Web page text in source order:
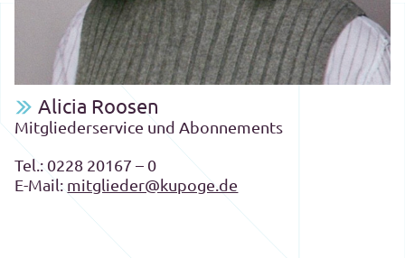
Alicia Roosen
Mitgliederservice und Abonnements
Tel.:0228 20167 – 0
E-Mail:mitglieder@kupoge.de